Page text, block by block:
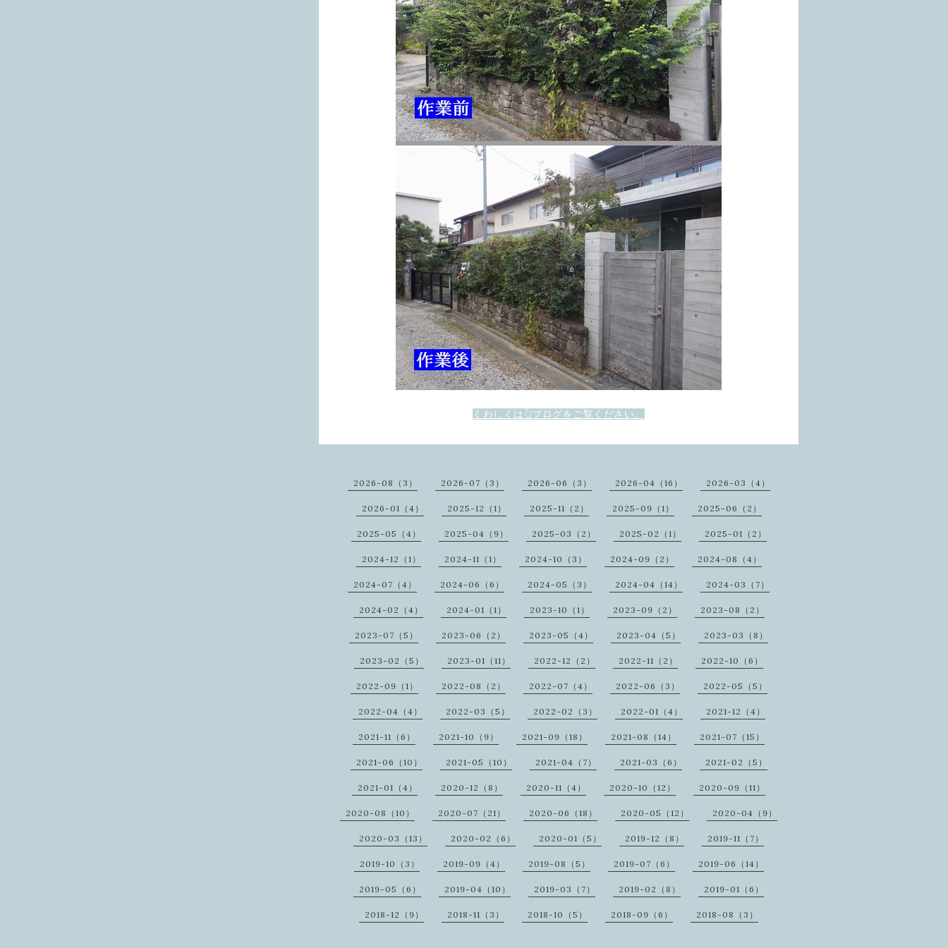
くわしくは👆ブログをご覧ください。
2026-08（3） 2026-07（3） 2026-06（3） 2026-04（16） 2026-03（4）
2026-01（4） 2025-12（1） 2025-11（2） 2025-09（1） 2025-06（2）
2025-05（4） 2025-04（9） 2025-03（2） 2025-02（1） 2025-01（2）
2024-12（1） 2024-11（1） 2024-10（3） 2024-09（2） 2024-08（4）
2024-07（4） 2024-06（6） 2024-05（3） 2024-04（14） 2024-03（7）
2024-02（4） 2024-01（1） 2023-10（1） 2023-09（2） 2023-08（2）
2023-07（5） 2023-06（2） 2023-05（4） 2023-04（5） 2023-03（8）
2023-02（5） 2023-01（11） 2022-12（2） 2022-11（2） 2022-10（6）
2022-09（1） 2022-08（2） 2022-07（4） 2022-06（3） 2022-05（5）
2022-04（4） 2022-03（5） 2022-02（3） 2022-01（4） 2021-12（4）
2021-11（6） 2021-10（9） 2021-09（18） 2021-08（14） 2021-07（15）
2021-06（10） 2021-05（10） 2021-04（7） 2021-03（6） 2021-02（5）
2021-01（4） 2020-12（8） 2020-11（4） 2020-10（12） 2020-09（11）
2020-08（10） 2020-07（21） 2020-06（18） 2020-05（12） 2020-04（9）
2020-03（13） 2020-02（6） 2020-01（5） 2019-12（8） 2019-11（7）
2019-10（3） 2019-09（4） 2019-08（5） 2019-07（6） 2019-06（14）
2019-05（6） 2019-04（10） 2019-03（7） 2019-02（8） 2019-01（6）
2018-12（9） 2018-11（3） 2018-10（5） 2018-09（6） 2018-08（3）